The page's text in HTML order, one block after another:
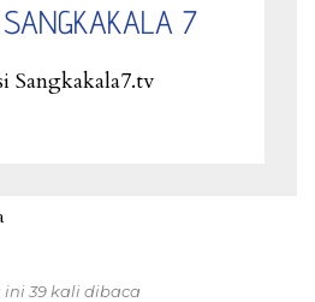
SANGKAKALA 7
Sangkakala7.tv
ini 39 kali dibaca